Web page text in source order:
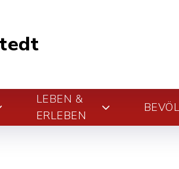
LEBEN &
ERLEBEN